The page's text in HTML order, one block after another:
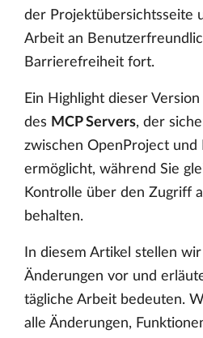
der Projektübersichtsseite
Arbeit an
Barrierefreiheit fort.
Ein Highlight dieser
des MCP Servers, der
zwischen OpenProject und
ermöglicht, während Sie
Kontrolle über den Zugriff
behalten.
In diesem Artikel stellen
Änderungen vor und
tägliche Arbeit bedeuten.
alle Änderungen,